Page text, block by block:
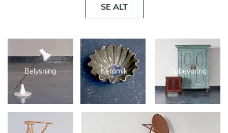
Belysning Keramik Opbevaring
SE ALT